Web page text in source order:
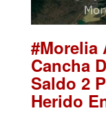
#Morelia
Cancha
Saldo 2
Herido